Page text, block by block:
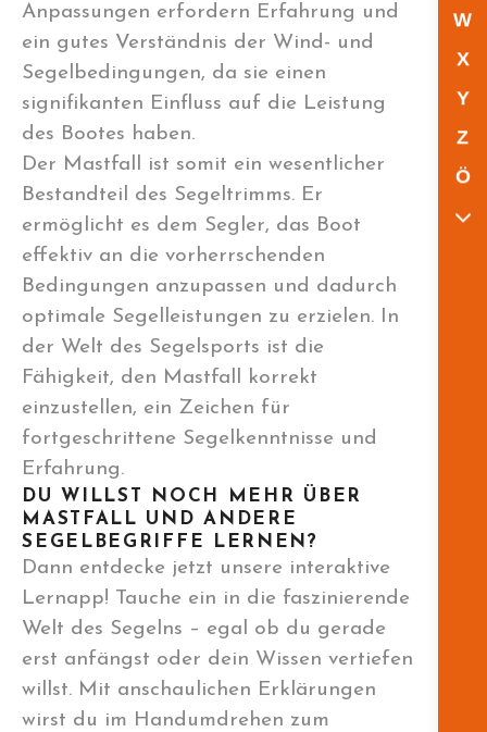
W
X
Y
Z
Ö
Anpassungen erfordern Erfahrung und
ein gutes Verständnis der Wind- und
Segelbedingungen, da sie einen
signifikanten Einfluss auf die Leistung
des Bootes haben.
Der Mastfall ist somit ein wesentlicher
Bestandteil des Segeltrimms. Er
ermöglicht es dem Segler, das Boot
effektiv an die vorherrschenden
Bedingungen anzupassen und dadurch
optimale Segelleistungen zu erzielen. In
der Welt des Segelsports ist die
Fähigkeit, den Mastfall korrekt
einzustellen, ein Zeichen für
fortgeschrittene Segelkenntnisse und
Erfahrung.
DU WILLST NOCH MEHR ÜBER
MASTFALL UND ANDERE
SEGELBEGRIFFE LERNEN?
Dann entdecke jetzt unsere interaktive
Lernapp! Tauche ein in die faszinierende
Welt des Segelns – egal ob du gerade
erst anfängst oder dein Wissen vertiefen
willst. Mit anschaulichen Erklärungen
wirst du im Handumdrehen zum